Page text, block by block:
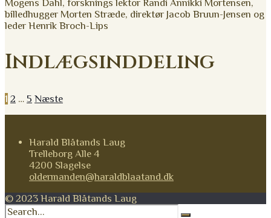
Mogens Dahl, forsknings lektor Randi Annikki Mortensen,
billedhugger Morten Stræde, direktør Jacob Bruun-Jensen og
leder Henrik Broch-Lips
Indlægsinddeling
1 2 … 5 Næste
Harald Blåtands Laug
Trelleborg Alle 4
4200 Slagelse
oldermanden@haraldblaatand.dk
© 2023 Harald Blåtands Laug